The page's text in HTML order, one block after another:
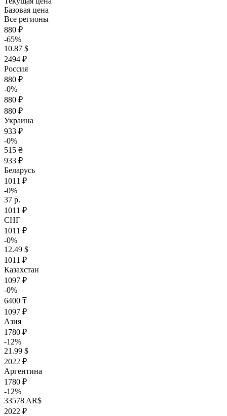
Базовая цена
Все регионы
880 ₽
-65%
10.87 $
2494 ₽
Россия
880 ₽
-0%
880 ₽
880 ₽
Украина
933 ₽
-0%
515 ₴
933 ₽
Беларусь
1011 ₽
-0%
37 р.
1011 ₽
СНГ
1011 ₽
-0%
12.49 $
1011 ₽
Казахстан
1097 ₽
-0%
6400 ₸
1097 ₽
Азия
1780 ₽
-12%
21.99 $
2022 ₽
Аргентина
1780 ₽
-12%
33578 AR$
2022 ₽